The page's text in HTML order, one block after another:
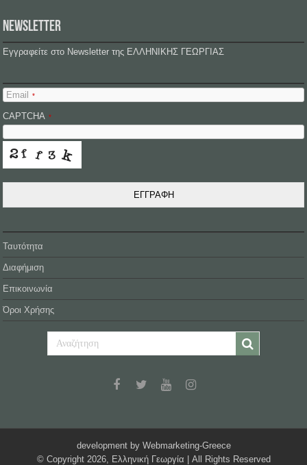
NEWSLETTER
Εγγραφείτε στο Newsletter της ΕΛΛΗΝΙΚΗΣ ΓΕΩΡΓΙΑΣ
Email *
CAPTCHA *
ΕΓΓΡΑΦΗ
Ταυτότητα
Διαφήμιση
Επικοινωνία
Όροι Χρήσης
development by Webmarketing-Greece
© Copyright 2026, Ελληνική Γεωργία | All Rights Reserved